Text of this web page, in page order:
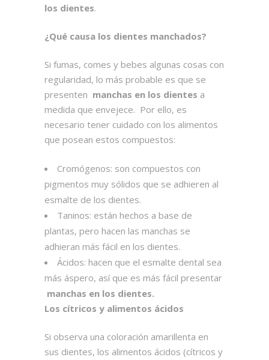
los dientes.
¿Qué causa los dientes manchados?
Si fumas, comes y bebes algunas cosas con
regularidad, lo más probable es que se
presenten manchas en los dientes a
medida que envejece. Por ello, es
necesario tener cuidado con los alimentos
que posean estos compuestos:
Cromógenos: son compuestos con
pigmentos muy sólidos que se adhieren al
esmalte de los dientes.
Taninos: están hechos a base de
plantas, pero hacen las manchas se
adhieran más fácil en los dientes.
Ácidos: hacen que el esmalte dental sea
más áspero, así que es más fácil presentar
manchas en los dientes.
Los cítricos y alimentos ácidos
Si observa una coloración amarillenta en
sus dientes, los alimentos ácidos (cítricos y